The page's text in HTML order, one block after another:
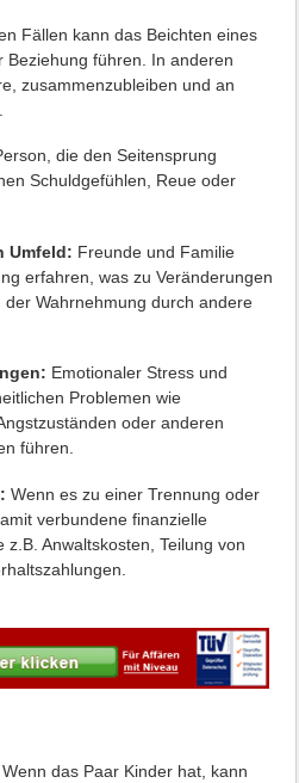
Fällen kann das Beichten eines
Beziehung führen. In anderen
zusammenzubleiben und an
die den Seitensprung
Schuldgefühlen, Reue oder
Umfeld: Freunde und Familie
erfahren, was zu Veränderungen
Wahrnehmung durch andere
Emotionaler Stress und
Problemen wie
oder anderen
führen.
Wenn es zu einer Trennung oder
verbundene finanzielle
Anwaltskosten, Teilung von
Wenn das Paar Kinder hat, kann